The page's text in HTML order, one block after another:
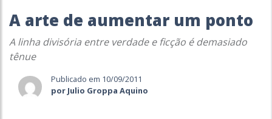
A arte de aumentar um ponto
A linha divisória entre verdade e ficção é demasiado
tênue
Publicado em 10/09/2011
por Julio Groppa Aquino